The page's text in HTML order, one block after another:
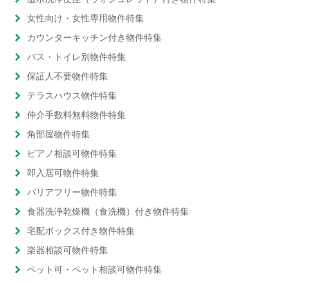
女性向け・女性専用物件特集
カウンターキッチン付き物件特集
バス・トイレ別物件特集
保証人不要物件特集
テラスハウス物件特集
仲介手数料無料物件特集
角部屋物件特集
ピアノ相談可物件特集
即入居可物件特集
バリアフリー物件特集
食器洗浄乾燥機（食洗機）付き物件特集
宅配ボックス付き物件特集
楽器相談可物件特集
ペット可・ペット相談可物件特集